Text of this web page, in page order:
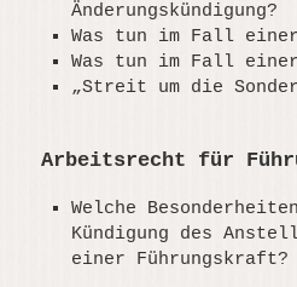
Änderungskündigung?
Was tun im Fall einer
Was tun im Fall
„Streit um die
Arbeitsrecht für
Welche
Kündigung des
einer Führungskraft?